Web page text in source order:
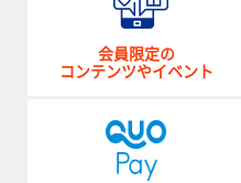
会員限定の
コンテンツやイベント